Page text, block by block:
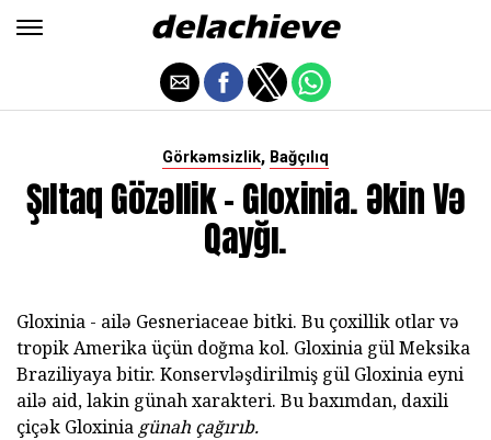
Görkəmsizlik, Bağçılıq
Şıltaq Gözəllik - Gloxinia. Əkin Və
Qayğı.
Gloxinia - ailə Gesneriaceae bitki. Bu çoxillik otlar və
tropik Amerika üçün doğma kol. Gloxinia gül Meksika
Braziliyaya bitir. Konservləşdirilmiş gül Gloxinia eyni
ailə aid, lakin günah xarakteri. Bu baxımdan, daxili
çiçək Gloxinia günah çağırıb.